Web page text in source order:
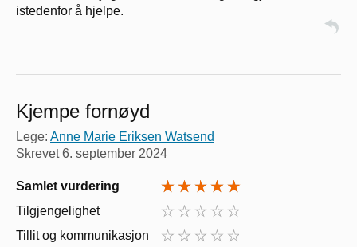
istedenfor å hjelpe.
Kjempe fornøyd
Lege: Anne Marie Eriksen Watsend
Skrevet6. september 2024
Samlet vurdering
Tilgjengelighet
Tillit og kommunikasjon